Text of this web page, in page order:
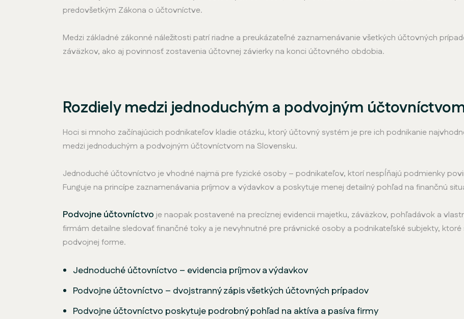
predovšetkým Zákona o účtovníctve.
Medzi základné zákonné náležitosti patrí riadne a preukázateľné zaznamenávanie všetkých účtovných
záväzkov, ako aj povinnosť zostavenia účtovnej závierky na konci účtovného obdobia.
Rozdiely medzi jednoduchým a podvojným
Hoci si mnoho začínajúcich podnikateľov kladie otázku, ktorý účtovný systém je pre ich podnikanie
medzi jednoduchým a podvojným účtovníctvom na Slovensku.
Jednoduché účtovníctvo je vhodné najmä pre fyzické osoby – podnikateľov, ktorí nespĺňajú podmienky
Funguje na princípe zaznamenávania príjmov a výdavkov a poskytuje menej detailný pohľad na finančnú
Podvojne účtovníctvo je naopak postavené na precíznej evidencii majetku, záväzkov, pohľadávok a
firmám detailne sledovať finančné toky a je nevyhnutné pre právnické osoby a podnikateľské subjekty,
podvojnej forme.
Jednoduché účtovníctvo – evidencia príjmov a výdavkov
Podvojne účtovníctvo – dvojstranný zápis všetkých účtovných prípadov
Podvojne účtovníctvo poskytuje podrobný pohľad na aktíva a pasíva firmy